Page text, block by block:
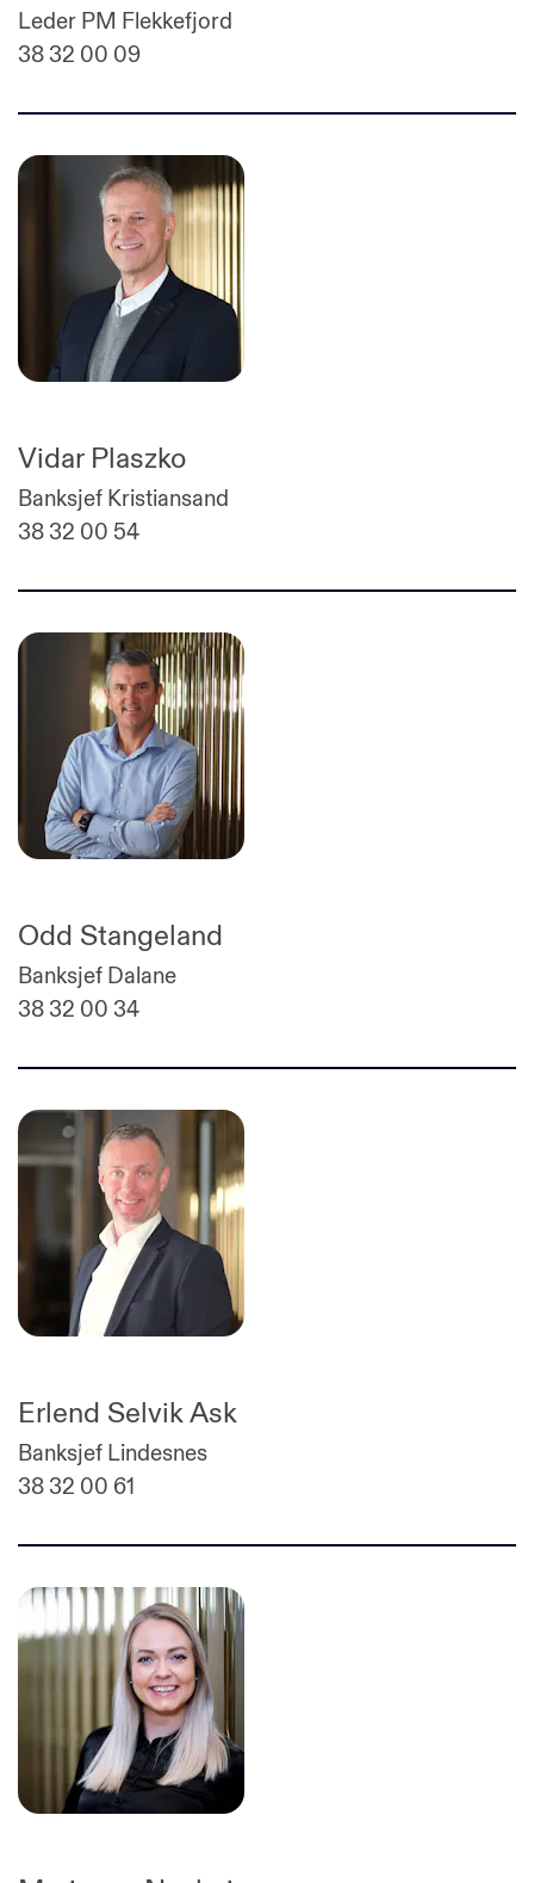
Leder PM Flekkefjord
38 32 00 09
Vidar Plaszko
Banksjef Kristiansand
38 32 00 54
Odd Stangeland
Banksjef Dalane
38 32 00 34
Erlend Selvik Ask
Banksjef Lindesnes
38 32 00 61